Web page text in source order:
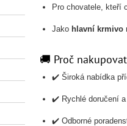
Pro chovatele, kteří
Jako hlavní krmivo
🚚 Proč
✔️ Široká nabídka
✔️ Rychlé doručení a
✔️ Odborné